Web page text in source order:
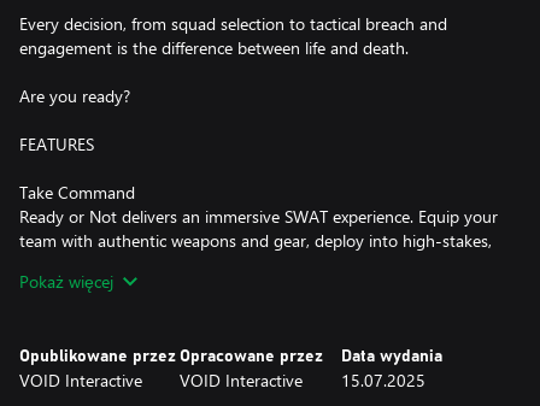
Every decision, from squad selection to tactical breach and
engagement is the difference between life and death.
Are you ready?
FEATURES
Take Command
Ready or Not delivers an immersive SWAT experience. Equip your
team with authentic weapons and gear, deploy into high-stakes,
unknown criminal threats and potential civilians. Every mission
environment, passing through walls, furniture and bodies. Cover
your six, clear your corners, apprehend the threats and rescue
Pokaż więcej
Opublikowane przez
VOID Interactive
Opracowane przez
VOID Interactive
Data wydania
15.07.2025